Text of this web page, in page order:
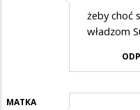
żeby choć
władzom
MATKA